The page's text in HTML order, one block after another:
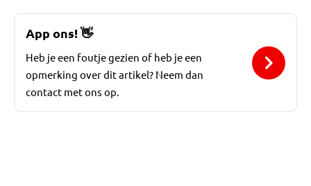
App ons!👋
Heb je een foutje gezien of heb je een
opmerking over dit artikel? Neem dan
contact met ons op.